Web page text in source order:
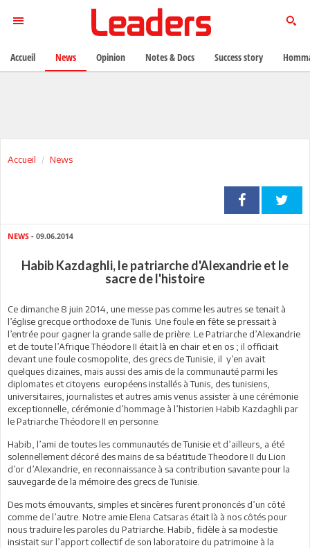
Accueil News
NEWS - 09.06.2014
Habib Kazdaghli, le patriarche d'Alexandrie et le
sacre de l'histoire
Ce dimanche 8 juin 2014, une messe pas comme les autres se tenait à
l’église grecque orthodoxe de Tunis. Une foule en fête se pressait à
l’entrée pour gagner la grande salle de prière. Le Patriarche d’Alexandrie
et de toute l’Afrique Théodore II était là en chair et en os ; il officiait
devant une foule cosmopolite, des grecs de Tunisie, il y’en avait
quelques dizaines, mais aussi des amis de la communauté parmi les
diplomates et citoyens européens installés à Tunis, des tunisiens,
universitaires, journalistes et autres amis venus assister à une cérémonie
exceptionnelle, cérémonie d’hommage à l’historien Habib Kazdaghli par
le Patriarche Théodore II en personne.
Habib, l’ami de toutes les communautés de Tunisie et d’ailleurs, a été
solennellement décoré des mains de sa béatitude Theodore II du Lion
d’or d’Alexandrie, en reconnaissance à sa contribution savante pour la
sauvegarde de la mémoire des grecs de Tunisie.
Des mots émouvants, simples et sincères furent prononcés d’un côté
comme de l’autre. Notre amie Elena Catsaras était là à nos côtés pour
nous traduire les paroles du Patriarche. Habib, fidèle à sa modestie
insistait sur l’apport collectif de son laboratoire du patrimoine à la
Accueil News Opinion Notes & Docs Success story